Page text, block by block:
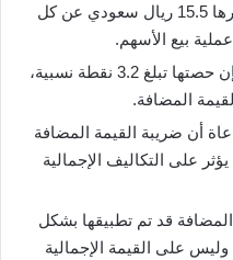
يفرض بنك الراجحي عمولة قدرها 15.5 ريال سعودي عن كل
بالنسبة لهيئة السوق المالية فإن حصتها تبلغ 3.2 نقطة نسبية،
المضافة.
أن ضريبة القيمة المضافة
على التكاليف الإجمالية
قد تم تطبيقها بشكل
على القيمة الإجمالية